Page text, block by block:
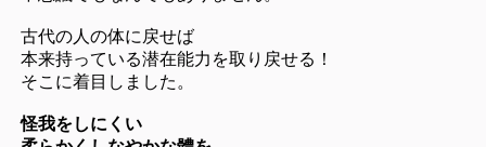
古代の人の体に戻せば
本来持っている潜在能力を取り戻せる！
そこに着目しました。
怪我をしにくい